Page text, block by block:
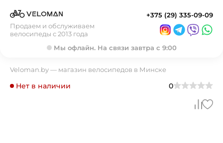
Продаем и обслуживаем
велосипеды с 2013 года
+375 (29) 335-09-09
Мы офлайн. На связи завтра с 9:00
Veloman.by — магазин велосипедов в Минске
Нет в наличии 0